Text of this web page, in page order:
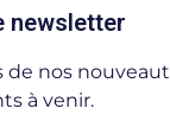
newsletter
de nos
à venir.